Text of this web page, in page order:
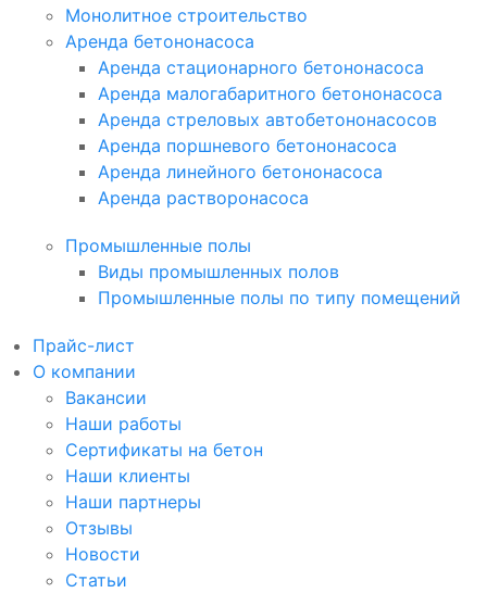
Монолитное строительство
Аренда бетононасоса
Аренда стационарного бетононасоса
Аренда малогабаритного бетононасоса
Аренда стреловых автобетононасосов
Аренда поршневого бетононасоса
Аренда линейного бетононасоса
Аренда растворонасоса
Промышленные полы
Виды промышленных полов
Промышленные полы по типу помещений
Прайс-лист
О компании
Вакансии
Наши работы
Сертификаты на бетон
Наши клиенты
Наши партнеры
Отзывы
Новости
Статьи